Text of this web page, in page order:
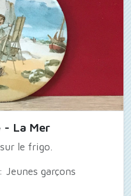
- La Mer
le frigo.
garçons